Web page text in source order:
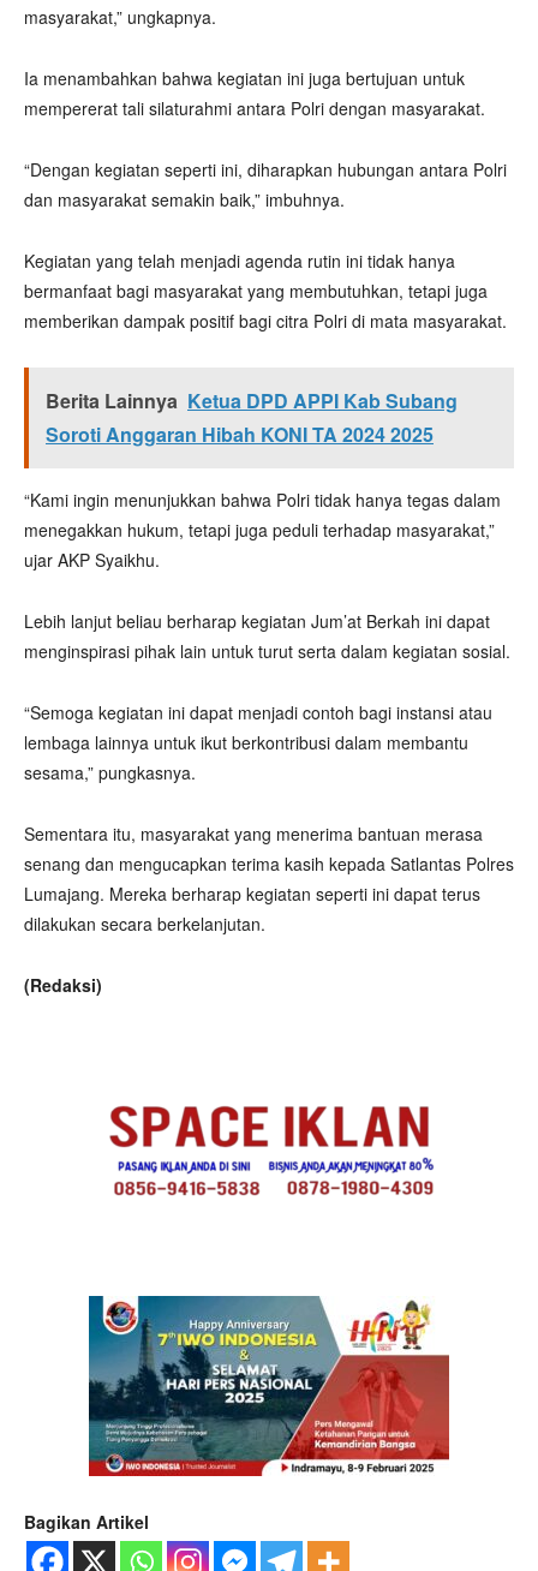
masyarakat,” ungkapnya.
Ia menambahkan bahwa kegiatan ini juga bertujuan untuk
mempererat tali silaturahmi antara Polri dengan masyarakat.
“Dengan kegiatan seperti ini, diharapkan hubungan antara Polri
dan masyarakat semakin baik,” imbuhnya.
Kegiatan yang telah menjadi agenda rutin ini tidak hanya
bermanfaat bagi masyarakat yang membutuhkan, tetapi juga
memberikan dampak positif bagi citra Polri di mata masyarakat.
Berita Lainnya Ketua DPD APPI Kab Subang
Soroti Anggaran Hibah KONI TA 2024 2025
“Kami ingin menunjukkan bahwa Polri tidak hanya tegas dalam
menegakkan hukum, tetapi juga peduli terhadap masyarakat,”
ujar AKP Syaikhu.
Lebih lanjut beliau berharap kegiatan Jum’at Berkah ini dapat
menginspirasi pihak lain untuk turut serta dalam kegiatan sosial.
“Semoga kegiatan ini dapat menjadi contoh bagi instansi atau
lembaga lainnya untuk ikut berkontribusi dalam membantu
sesama,” pungkasnya.
Sementara itu, masyarakat yang menerima bantuan merasa
senang dan mengucapkan terima kasih kepada Satlantas Polres
Lumajang. Mereka berharap kegiatan seperti ini dapat terus
dilakukan secara berkelanjutan.
(Redaksi)
Bagikan Artikel